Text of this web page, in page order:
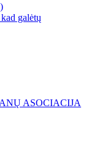
galėtų
ASOCIACIJA